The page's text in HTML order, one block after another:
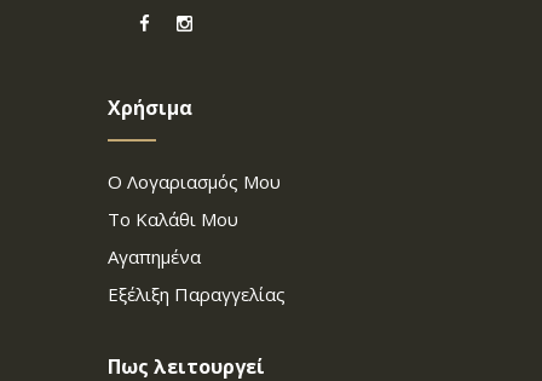
Χρήσιμα
Ο Λογαριασμός Μου
Το Καλάθι Μου
Αγαπημένα
Εξέλιξη Παραγγελίας
Πως λειτουργεί